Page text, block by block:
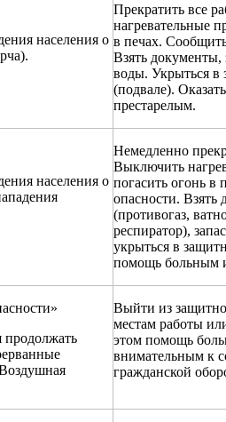
населения о
Прекратить все
нагревательные
в печах.
Взять документы,
воды. Укрыться в
(подвале).
престарелым.
населения о
Немедленно
Выключить
погасить огонь в
опасности.
(противогаз,
респиратор),
укрыться в
помощь больным
продолжать
Выйти из
местам работы
этом помощь
внимательным к
гражданской